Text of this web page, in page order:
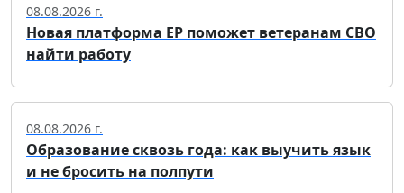
08.08.2026 г.
Новая платформа ЕР поможет ветеранам СВО
найти работу
08.08.2026 г.
Образование сквозь года: как выучить язык
и не бросить на полпути